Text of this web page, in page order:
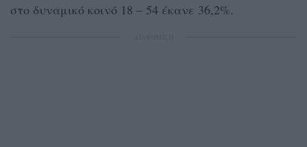
στο δυναμικό κοινό 18 – 54 έκανε 36,2%.